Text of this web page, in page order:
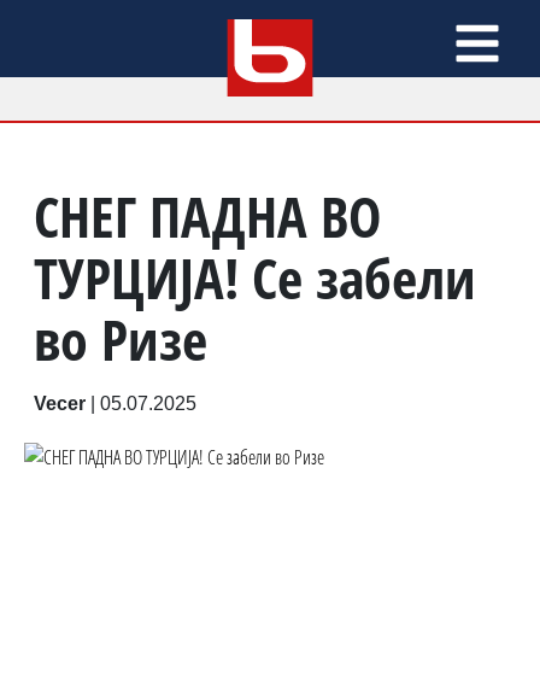
СНЕГ ПАДНА ВО
ТУРЦИЈА! Се забели
во Ризе
Vecer 05.07.2025